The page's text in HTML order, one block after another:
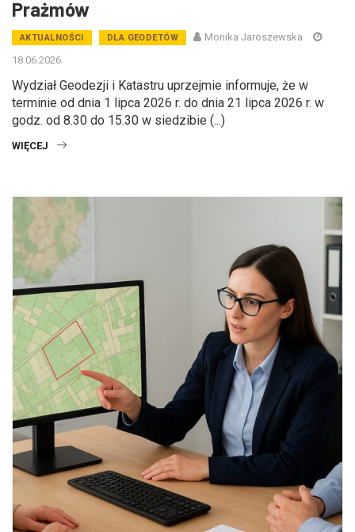
Prażmów
AKTUALNOŚCI DLA GEODETÓW
Monika Jaroszewska
18.06.2026
Wydział Geodezji i Katastru uprzejmie informuje, że w
terminie od dnia 1 lipca 2026 r. do dnia 21 lipca 2026 r. w
godz. od 8.30 do 15.30 w siedzibie (...)
WIĘCEJ